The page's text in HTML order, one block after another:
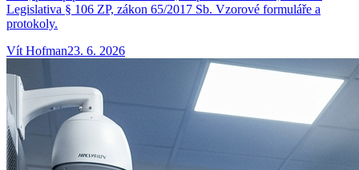
Legislativa § 106 ZP, zákon 65/2017 Sb. Vzorové formuláře a
protokoly.
Vít Hofman23. 6. 2026